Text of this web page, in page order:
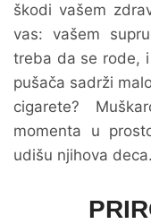
škodi vašem
vas: vašem
treba da se rode,
pušača sadrži
cigarete?
momenta u
udišu njihova deca.